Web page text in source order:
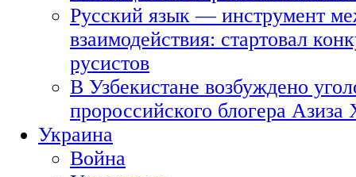
Русский язык — инструмент
взаимодействия: стартовал
русистов
В Узбекистане возбуждено
пророссийского блогера Азиза
Украина
Война